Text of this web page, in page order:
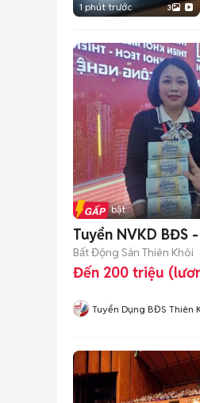
1 phút trước 3
Tin nổi bật
Tuyển NVKD BĐS
Bất Động Sản Thiên Khôi
Đến 200 triệu
Tuyển Dụng BĐS Thiên